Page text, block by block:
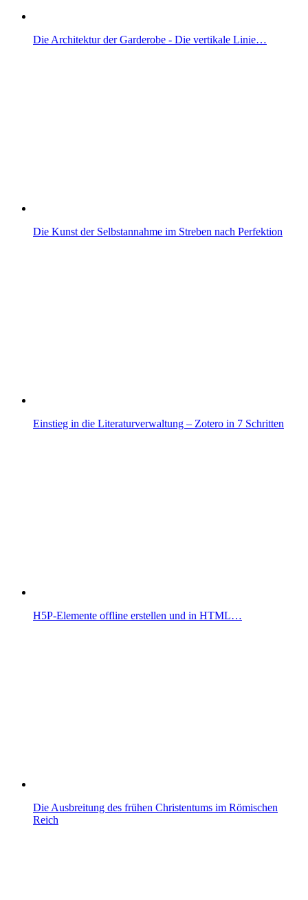
Die Architektur der Garderobe - Die vertikale Linie…
Die Kunst der Selbstannahme im Streben nach Perfektion
Einstieg in die Literaturverwaltung – Zotero in 7 Schritten
H5P-Elemente offline erstellen und in HTML…
Die Ausbreitung des frühen Christentums im Römischen
Reich